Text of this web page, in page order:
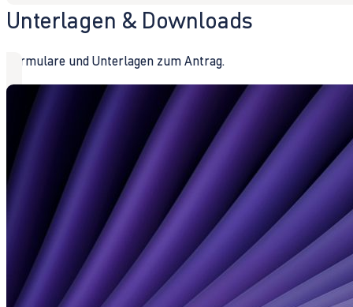
Unterlagen & Downloads
Formulare und Unterlagen zum Antrag.